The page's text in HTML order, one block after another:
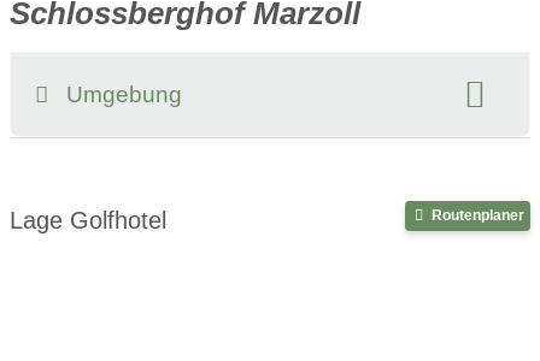
Schlossberghof Marzoll
Umgebung
Lage Golfhotel Routenplaner